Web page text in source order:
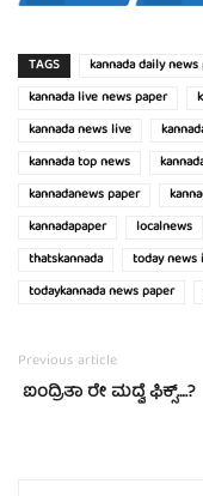
TAGS kannada daily
kannada live news paper
kannada news live
kannada top news
kannadanews paper
kannadapaper
localnews
thatskannada
today news
todaykannada news paper
Previous article
ಐಂದ್ರಿತಾ ರೇ ಮದ್ವೆ ಫಿಕ್ಸ್….?